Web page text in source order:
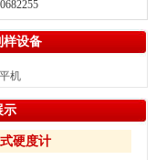
样设备
机
示
硬度计